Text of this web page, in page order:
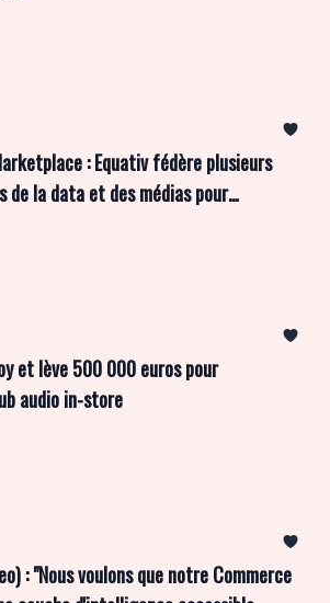
: Equativ fédère plusieurs
de la data et des médias pour
et lève 500 000 euros pour
audio in-store
: "Nous voulons que notre Commerce